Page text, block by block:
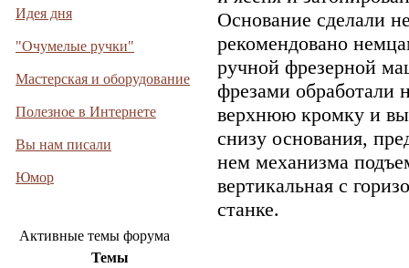
Идея дня
"Очумелые ручки"
Мастерская и оборудование
Полезное в Интернете
Вы нам писали
Юмор
Активные темы форума
Темы
Основание сделали
рекомендовано
ручной фрезерной
фрезами обработали
верхнюю кромку и
снизу основания,
нем механизма
вертикальная с
станке.